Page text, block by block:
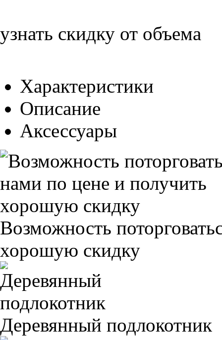
узнать скидку от объема
Характеристики
Описание
Аксессуары
Возможность
хорошую скидку
Деревянный подлокотник